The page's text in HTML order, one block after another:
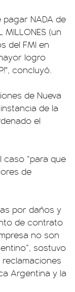
NADA de
(un
del FMI en
logro
concluyó.
de Nueva
de la
el
caso “para que
de
por daños y
de contrato
no son
sostuvo
Argentina y la